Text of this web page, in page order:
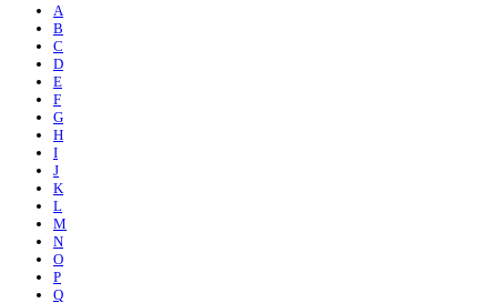
A
B
C
D
E
F
G
H
I
J
K
L
M
N
O
P
Q